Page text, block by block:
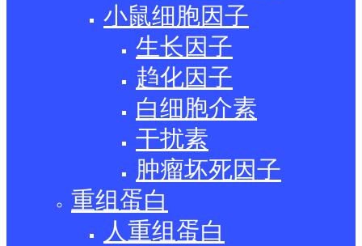
小鼠细胞因子
生长因子
趋化因子
白细胞介素
干扰素
肿瘤坏死因子
重组蛋白
人重组蛋白